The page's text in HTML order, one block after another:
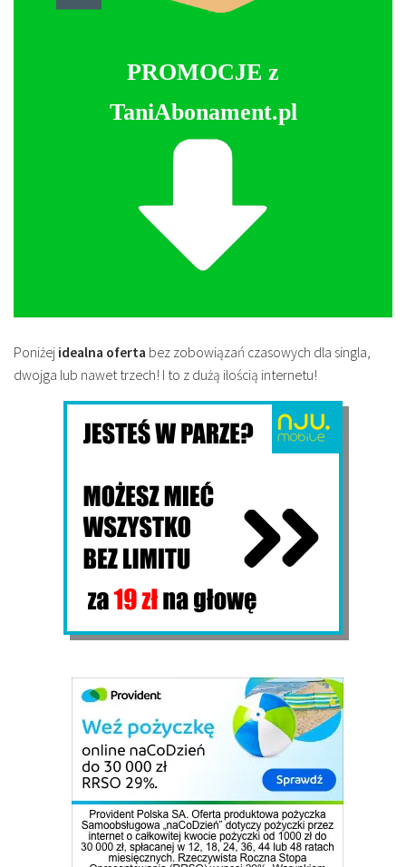
PROMOCJE z
TaniAbonament.pl
Poniżej idealna oferta bez zobowiązań czasowych dla singla,
dwojga lub nawet trzech! I to z dużą ilością internetu!